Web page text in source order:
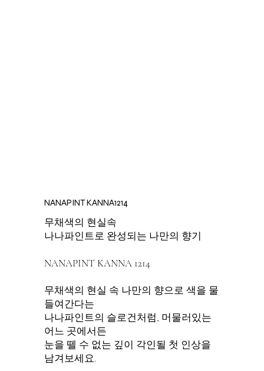
NANAPINT KANNA1214
무채색의 현실속
나나파인트로 완성되는 나만의 향기
NANAPINT KANNA 1214
무채색의 현실 속 나만의 향으로 색을 물
들여간다는
나나파인트의 슬로건처럼, 머물러있는
어느 곳에서든
눈을 뗄 수 없는 깊이 각인될 첫 인상을
남겨보세요.